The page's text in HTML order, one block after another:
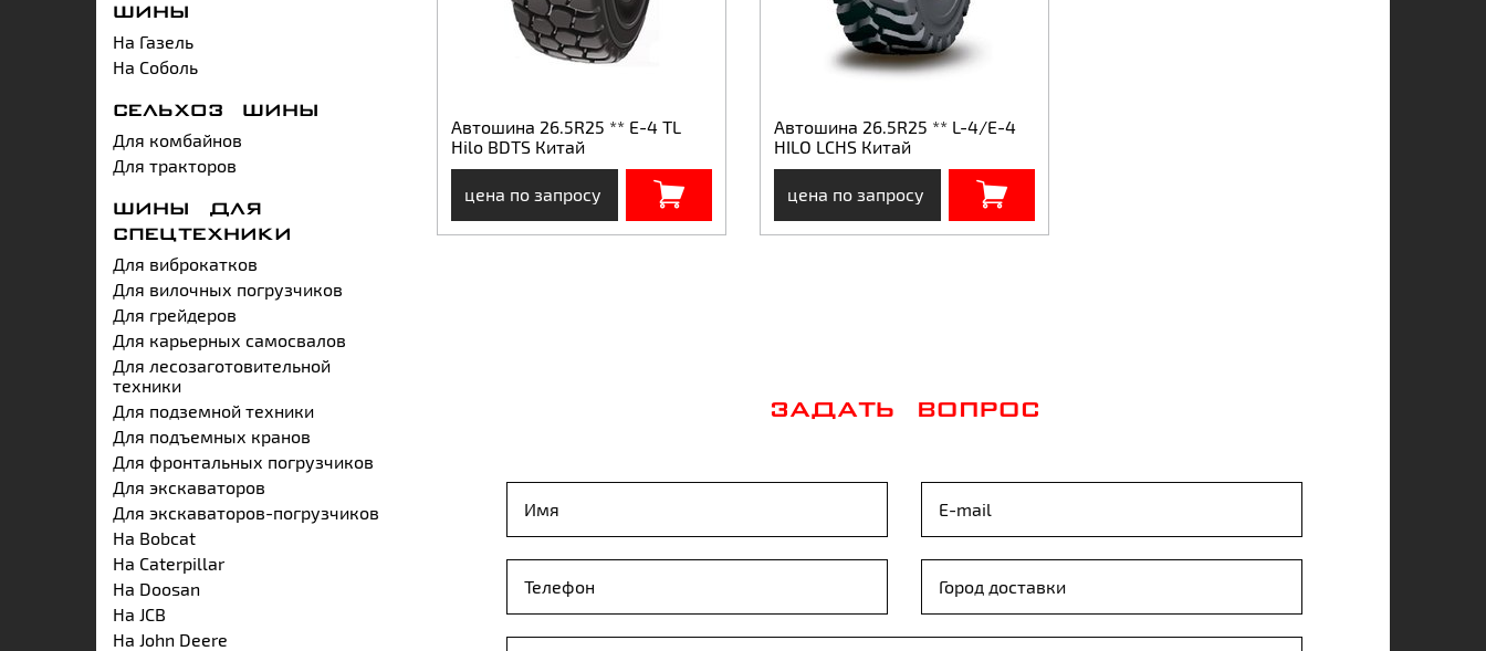
ШИНЫ
На Газель
На Соболь
СЕЛЬХОЗ ШИНЫ
Для комбайнов
Для тракторов
ШИНЫ ДЛЯ
СПЕЦТЕХНИКИ
Для виброкатков
Для вилочных погрузчиков
Для грейдеров
Для карьерных самосвалов
Для лесозаготовительной
техники
Для подземной техники
Для подъемных кранов
Для фронтальных погрузчиков
Для экскаваторов
Для экскаваторов-погрузчиков
На Bobcat
На Caterpillar
На Doosan
На JCB
На John Deere
Автошина 26.5R25 ** E-4 TL
Hilo BDTS Китай
цена по запросу
Автошина 26.5R25 ** L-4/E-4
HILO LCHS Китай
цена по запросу
ЗАДАТЬ ВОПРОС